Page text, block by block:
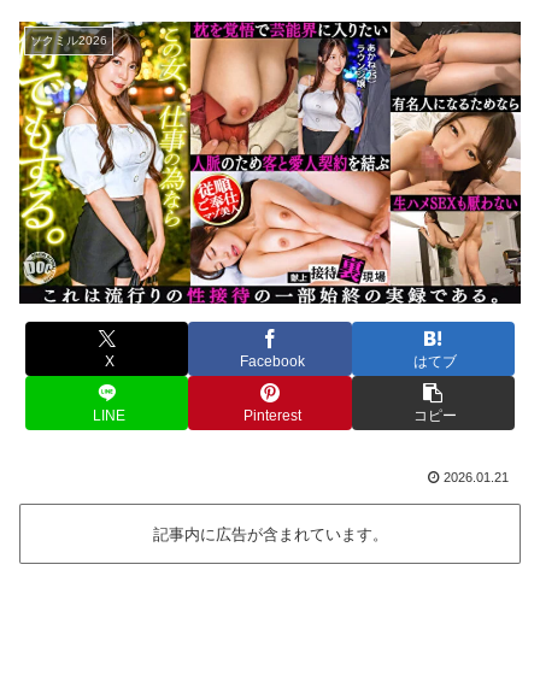
ソクミル2026
X Facebook はてブ
LINE Pinterest コピー
2026.01.21
記事内に広告が含まれています。